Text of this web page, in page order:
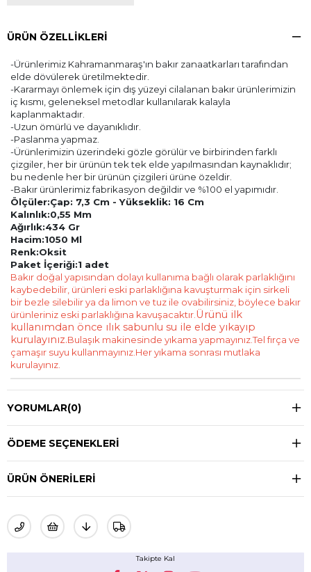
ÜRÜN ÖZELLIKLERI
-Ürünlerimiz Kahramanmaraş'ın bakır zanaatkarları tarafından
elde dövülerek üretilmektedir.
-Kararmayı önlemek için dış yüzeyi cilalanan bakır ürünlerimizin
iç kısmı, geleneksel metodlar kullanılarak kalayla
kaplanmaktadır.
-Uzun ömürlü ve dayanıklıdır.
-Paslanma yapmaz.
-Ürünlerimizin üzerindeki gözle görülür ve birbirinden farklı
çizgiler, her bir ürünün tek tek elde yapılmasından kaynaklıdır;
bu nedenle her bir ürünün çizgileri ürüne özeldir.
-Bakır ürünlerimiz fabrikasyon değildir ve %100 el yapımıdır.
Ölçüler:Çap: 7,3 Cm - Yükseklik: 16 Cm
Kalınlık:0,55 Mm
Ağırlık:434 Gr
Hacim:1050 Ml
Renk:Oksit
Paket İçeriği:1 adet
Bakır doğal yapısından dolayı kullanıma bağlı olarak parlaklığını
kaybedebilir, ürünleri eski parlaklığına kavuşturmak için sirkeli
bir bezle silebilir ya da limon ve tuz ile ovabilirsiniz, böylece bakır
ürünleriniz eski parlaklığına kavuşacaktır. Ürünü ilk
kullanımdan önce ılık sabunlu su ile elde yıkayıp
kurulayınız.Bulaşık makinesinde yıkama yapmayınız.Tel fırça ve
çamaşır suyu kullanmayınız.Her yıkama sonrası mutlaka
kurulayınız.
YORUMLAR(0)
ÖDEME SEÇENEKLERI
ÜRÜN ÖNERILERI
Takipte Kal